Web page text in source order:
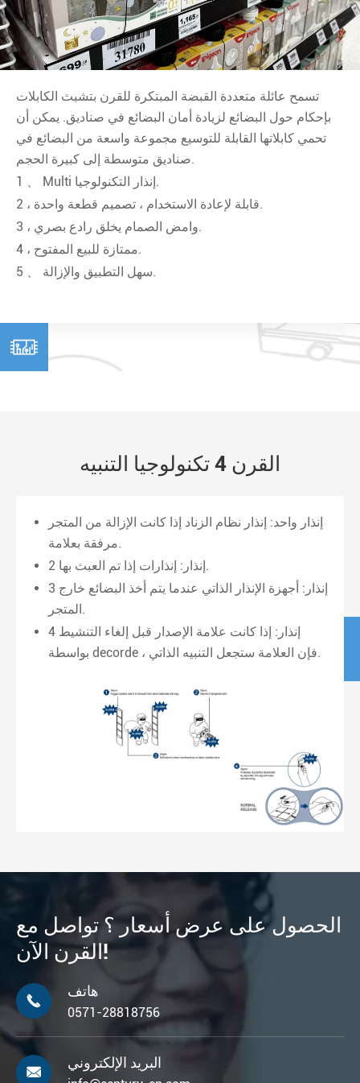
تسمح عائلة متعددة القبضة المبتكرة للقرن بتشبث الكابلات
بإحكام حول البضائع لزيادة أمان البضائع في صناديق. يمكن أن
تحمي كابلاتها القابلة للتوسيع مجموعة واسعة من البضائع في
صناديق متوسطة إلى كبيرة الحجم.
1 、 Multi إنذار التكنولوجيا.
2 ، قابلة لإعادة الاستخدام ، تصميم قطعة واحدة.
3 ، وامض الصمام يخلق رادع بصري.
4 ، ممتازة للبيع المفتوح.
5 、 سهل التطبيق والإزالة.

القرن 4 تكنولوجيا التنبيه
إنذار واحد: إنذار نظام الزناد إذا كانت الإزالة من المتجر
مرفقة بعلامة.
2 إنذار: إنذارات إذا تم العبث بها.
3 إنذار: أجهزة الإنذار الذاتي عندما يتم أخذ البضائع خارج
المتجر.
4 إنذار: إذا كانت علامة الإصدار قبل إلغاء التنشيط
بواسطة decorde ، فإن العلامة ستجعل التنبيه الذاتي.
الحصول على عرض أسعار ؟ تواصل مع
القرن الآن!

هاتف
0571-28818756

البريد الإلكتروني